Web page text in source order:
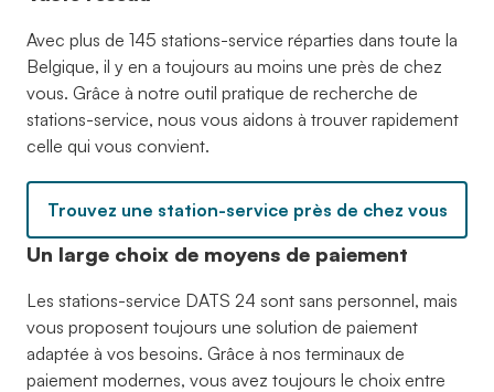
Avec plus de 145 stations-service réparties dans toute la
Belgique, il y en a toujours au moins une près de chez
vous. Grâce à notre outil pratique de recherche de
stations-service, nous vous aidons à trouver rapidement
celle qui vous convient.
Trouvez une station-service près de chez vous
Un large choix de moyens de paiement
Les stations-service DATS 24 sont sans personnel, mais
vous proposent toujours une solution de paiement
adaptée à vos besoins. Grâce à nos terminaux de
paiement modernes, vous avez toujours le choix entre